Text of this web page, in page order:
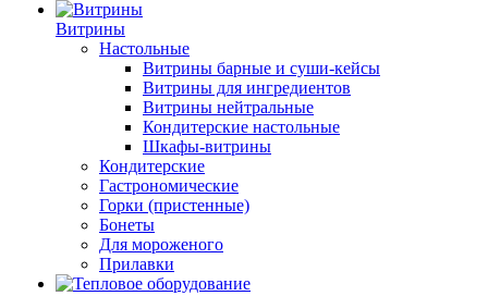
Витрины
Настольные
Витрины барные и суши-кейсы
Витрины для ингредиентов
Витрины нейтральные
Кондитерские настольные
Шкафы-витрины
Кондитерские
Гастрономические
Горки (пристенные)
Бонеты
Для мороженого
Прилавки